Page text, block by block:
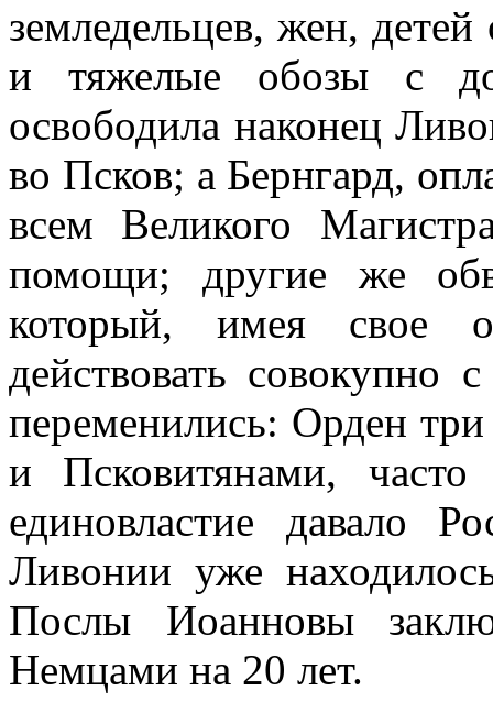
земледельцев, жен,
и тяжелые обозы с
освободила наконец
во Псков; а Бернгард,
всем Великого
помощи; другие же
который, имея свое
действовать совокупно
переменились: Орден
и Псковитянами,
единовластие давало
Ливонии уже
Послы Иоанновы
Немцами на 20 лет.